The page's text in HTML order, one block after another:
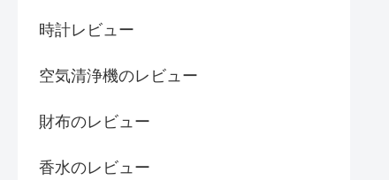
時計レビュー
空気清浄機のレビュー
財布のレビュー
香水のレビュー